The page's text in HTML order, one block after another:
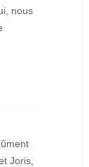
nous
Joris,